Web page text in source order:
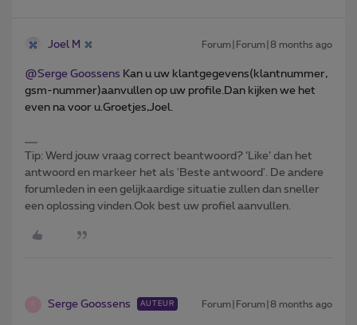
Joel M Forum|Forum|8 months ago
@Serge Goossens Kan u uw klantgegevens(klantnummer,
gsm-nummer)aanvullen op uw profile.Dan kijken we het
even na voor u.Groetjes,Joel.
Tip: Werd jouw vraag correct beantwoord? ‘Like’ dan het
antwoord en markeer het als 'Beste antwoord'. De andere
forumleden in een gelijkaardige situatie zullen dan sneller
een oplossing vinden.Ook best uw profiel aanvullen.
Serge Goossens AUTEUR Forum|Forum|8 months ago